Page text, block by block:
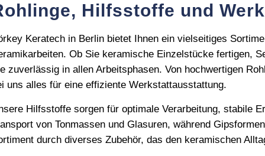
Hilfsstoffe und
Keratech in Berlin bietet Ihnen ein vielseitiges
Ob Sie keramische Einzelstücke fertigen,
zuverlässig in allen Arbeitsphasen. Von hochwertigen
uns alles für eine effiziente Werkstattausstattung.
Hilfsstoffe sorgen für optimale Verarbeitung, stabile
von Tonmassen und Glasuren, während
durch diverses Zubehör, das den keramischen